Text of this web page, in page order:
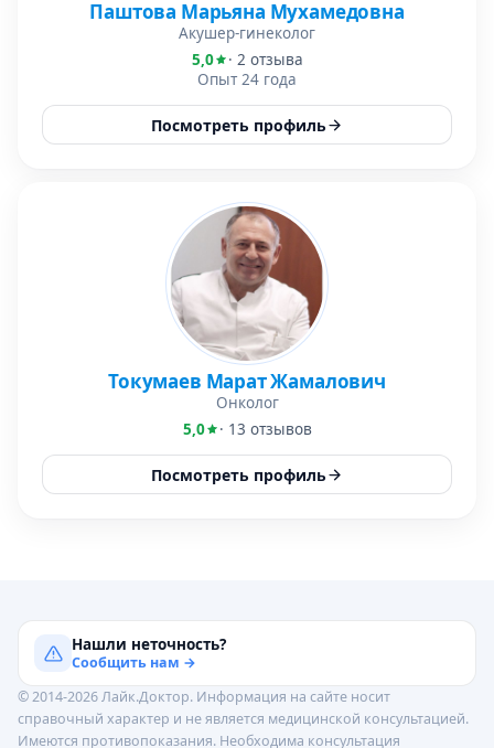
Паштова Марьяна Мухамедовна
Акушер-гинеколог
5,0
· 2 отзыва
Опыт 24 года
Посмотреть профиль
Токумаев Марат Жамалович
Онколог
5,0
· 13 отзывов
Посмотреть профиль
Нашли неточность?
Сообщить нам →
© 2014-2026 Лайк.Доктор. Информация на сайте носит
справочный характер и не является медицинской консультацией.
Имеются противопоказания. Необходима консультация